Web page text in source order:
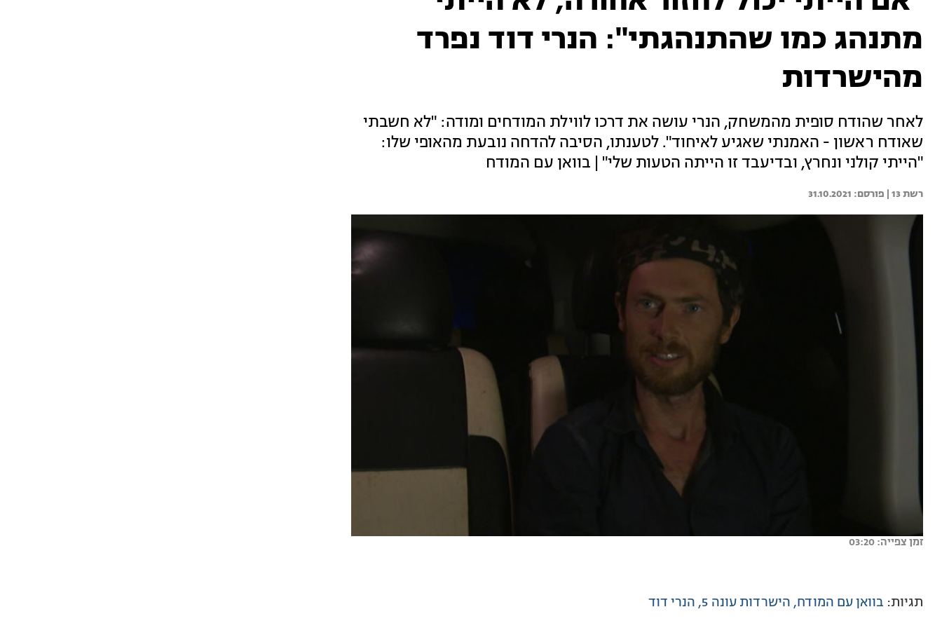
מתנהג כמו שהתנהגתי": הנרי דוד נפרד
מהישרדות
לאחר שהודח סופית מהמשחק, הנרי עושה את דרכו לווילת המודחים ומודה: "לא חשבתי
שאודח ראשון - האמנתי שאגיע לאיחוד". לטענתו, הסיבה להדחה נובעת מהאופי שלו:
"הייתי קולני ונחרץ, ובדיעבד זו הייתה הטעות שלי" | בוואן עם המודח
רשת 13 | 31.10.2021
זמן צפייה: 03:20
תגיות: בוואן עם המודח הישרדות עונה 5 הנרי דוד